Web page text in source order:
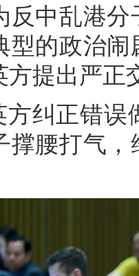
反中乱港
型的政治
方提出严正
方纠正错误
撑腰打气